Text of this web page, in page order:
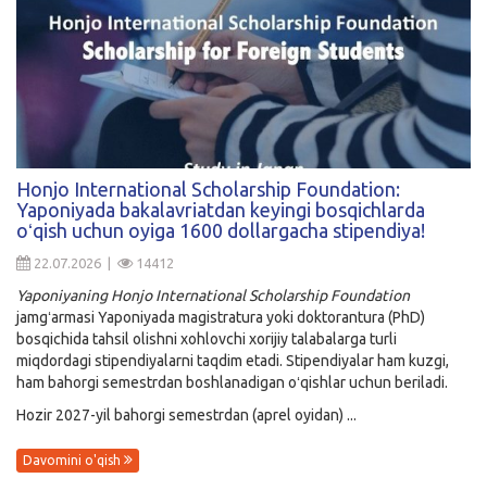
Honjo International Scholarship Foundation:
Yaponiyada bakalavriatdan keyingi bosqichlarda
oʻqish uchun oyiga 1600 dollargacha stipendiya!
22.07.2026 | 14412
Yaponiyaning Honjo International Scholarship Foundation
jamgʻarmasi Yaponiyada magistratura yoki doktorantura (PhD)
bosqichida tahsil olishni xohlovchi xorijiy talabalarga turli
miqdordagi stipendiyalarni taqdim etadi. Stipendiyalar ham kuzgi,
ham bahorgi semestrdan boshlanadigan oʻqishlar uchun beriladi.
Hozir 2027-yil bahorgi semestrdan (aprel oyidan) ...
Davomini o'qish